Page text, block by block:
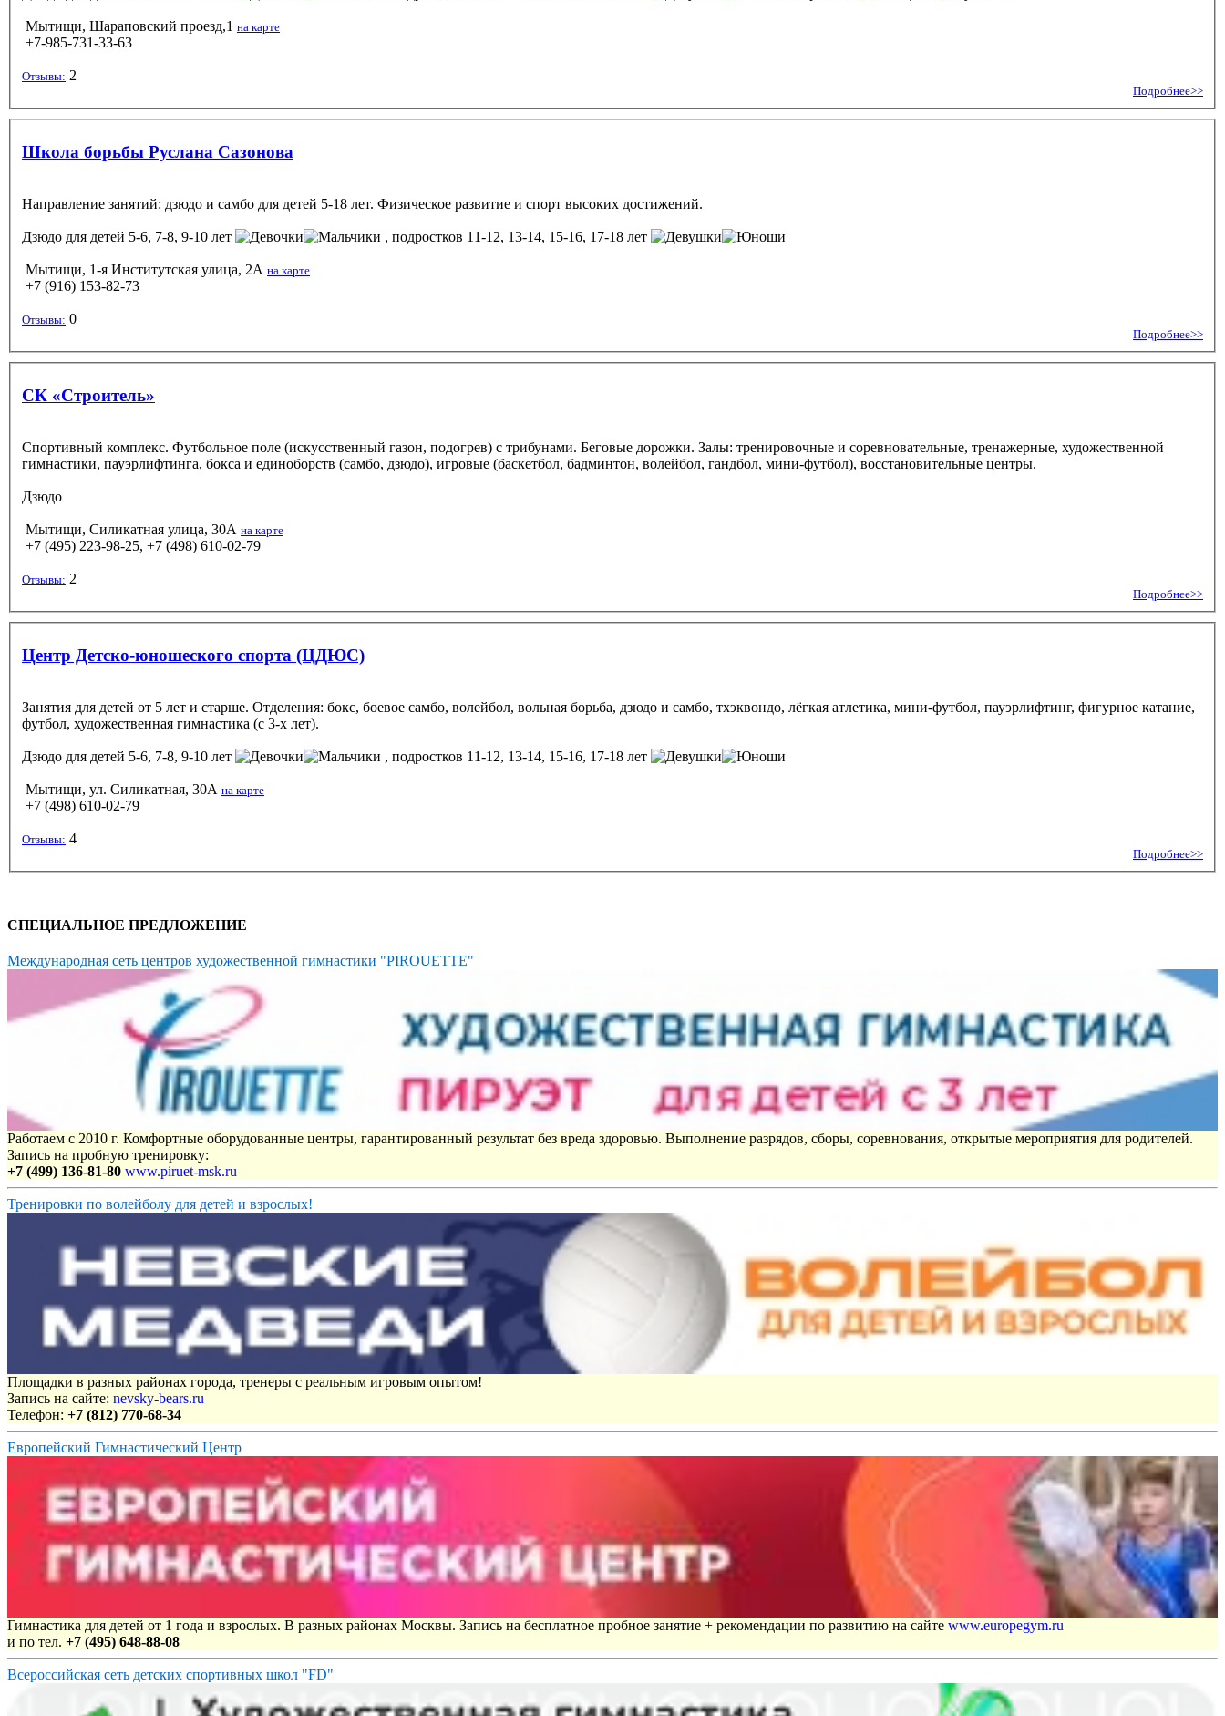
Мытищи, Шараповский проезд,1 на карте
+7-985-731-33-63
Отзывы: 2
Подробнее>>
Школа борьбы Руслана Сазонова
Направление занятий: дзюдо и самбо для детей 5-18 лет. Физическое развитие и спорт высоких достижений.
Дзюдо для детей 5-6, 7-8, 9-10 лет , подростков 11-12, 13-14, 15-16, 17-18 лет
Мытищи, 1-я Институтская улица, 2А на карте
+7 (916) 153-82-73
Отзывы: 0
Подробнее>>
СК «Строитель»
Спортивный комплекс. Футбольное поле (искусственный газон, подогрев) с трибунами. Беговые дорожки. Залы: тренировочные и соревновательные, тренажерные, художественной
гимнастики, пауэрлифтинга, бокса и единоборств (самбо, дзюдо), игровые (баскетбол, бадминтон, волейбол, гандбол, мини-футбол), восстановительные центры.
Дзюдо
Мытищи, Силикатная улица, 30А на карте
+7 (495) 223-98-25, +7 (498) 610-02-79
Отзывы: 2
Подробнее>>
Центр Детско-юношеского спорта (ЦДЮС)
Занятия для детей от 5 лет и старше. Отделения: бокс, боевое самбо, волейбол, вольная борьба, дзюдо и самбо, тхэквондо, лёгкая атлетика, мини-футбол, пауэрлифтинг, фигурное катание,
футбол, художественная гимнастика (с 3-х лет).
Дзюдо для детей 5-6, 7-8, 9-10 лет , подростков 11-12, 13-14, 15-16, 17-18 лет
Мытищи, ул. Силикатная, 30А на карте
+7 (498) 610-02-79
Отзывы: 4
Подробнее>>
СПЕЦИАЛЬНОЕ ПРЕДЛОЖЕНИЕ
Международная сеть центров художественной гимнастики "PIROUETTE"
Работаем с 2010 г. Комфортные оборудованные центры, гарантированный результат без вреда здоровью. Выполнение разрядов, сборы, соревнования, открытые мероприятия для родителей.
Запись на пробную тренировку:
+7 (499) 136-81-80 www.piruet-msk.ru
Тренировки по волейболу для детей и взрослых!
Площадки в разных районах города, тренеры с реальным игровым опытом!
Запись на сайте: nevsky-bears.ru
Телефон: +7 (812) 770-68-34
Европейский Гимнастический Центр
Гимнастика для детей от 1 года и взрослых. В разных районах Москвы. Запись на бесплатное пробное занятие + рекомендации по развитию на сайте www.europegym.ru
и по тел. +7 (495) 648-88-08
Всероссийская сеть детских спортивных школ "FD"